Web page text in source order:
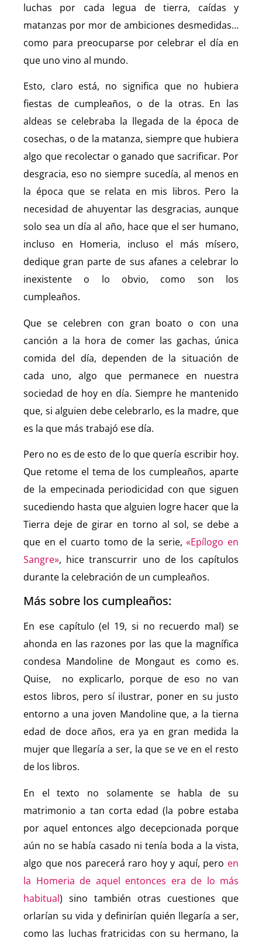
luchas por cada legua de tierra, caídas y
matanzas por mor de ambiciones desmedidas…
como para preocuparse por celebrar el día en
que uno vino al mundo.
Esto, claro está, no significa que no hubiera
fiestas de cumpleaños, o de la otras. En las
aldeas se celebraba la llegada de la época de
cosechas, o de la matanza, siempre que hubiera
algo que recolectar o ganado que sacrificar. Por
desgracia, eso no siempre sucedía, al menos en
la época que se relata en mis libros. Pero la
necesidad de ahuyentar las desgracias, aunque
solo sea un día al año, hace que el ser humano,
incluso en Homeria, incluso el más mísero,
dedique gran parte de sus afanes a celebrar lo
inexistente o lo obvio, como son los
cumpleaños.
Que se celebren con gran boato o con una
canción a la hora de comer las gachas, única
comida del día, dependen de la situación de
cada uno, algo que permanece en nuestra
sociedad de hoy en día. Siempre he mantenido
que, si alguien debe celebrarlo, es la madre, que
es la que más trabajó ese día.
Pero no es de esto de lo que quería escribir hoy.
Que retome el tema de los cumpleaños, aparte
de la empecinada periodicidad con que siguen
sucediendo hasta que alguien logre hacer que la
Tierra deje de girar en torno al sol, se debe a
que en el cuarto tomo de la serie,«Epílogo en
Sangre», hice transcurrir uno de los capítulos
durante la celebración de un cumpleaños.
Más sobre los cumpleaños:
En ese capítulo (el 19, si no recuerdo mal) se
ahonda en las razones por las que la magnífica
condesa Mandoline de Mongaut es como es.
Quise, no explicarlo, porque de eso no van
estos libros, pero sí ilustrar, poner en su justo
entorno a una joven Mandoline que, a la tierna
edad de doce años, era ya en gran medida la
mujer que llegaría a ser, la que se ve en el resto
de los libros.
En el texto no solamente se habla de su
matrimonio a tan corta edad (la pobre estaba
por aquel entonces algo decepcionada porque
aún no se había casado ni tenía boda a la vista,
algo que nos parecerá raro hoy y aquí, pero en
la Homeria de aquel entonces era de lo más
habitual) sino también otras cuestiones que
orlarían su vida y definirían quién llegaría a ser,
como las luchas fratricidas con su hermano, la